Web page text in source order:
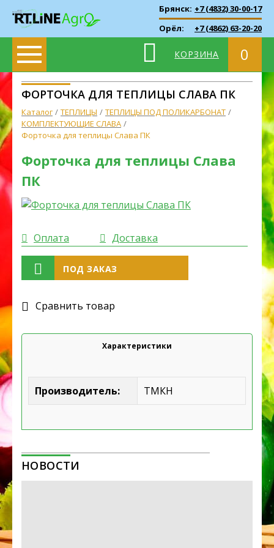
Брянск: +7 (4832) 30-00-17
Орёл:
+7 (4862) 63-20-20
КОРЗИНА 0
НОВОСТИ
ФОРТОЧКА ДЛЯ ТЕПЛИЦЫ СЛАВА ПК
Каталог ТЕПЛИЦЫ
ТЕПЛИЦЫ ПОД ПОЛИКАРБОНАТ
КОМПЛЕКТУЮЩИЕ СЛАВА
Форточка для теплицы Слава ПК
Форточка для теплицы Слава
ПК
Оплата Доставка
ПОД ЗАКАЗ
Cравнить товар
Характеристики
Производитель: ТМКН